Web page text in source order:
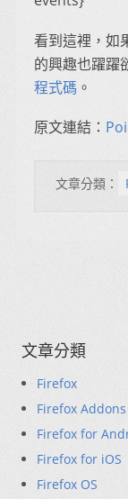
看到這裡，如
的興趣也躍躍
程式碼 。
原文連結：
文章分類：
文章分類
Firefox
Firefox Addons
Firefox for
Firefox for iOS
Firefox OS